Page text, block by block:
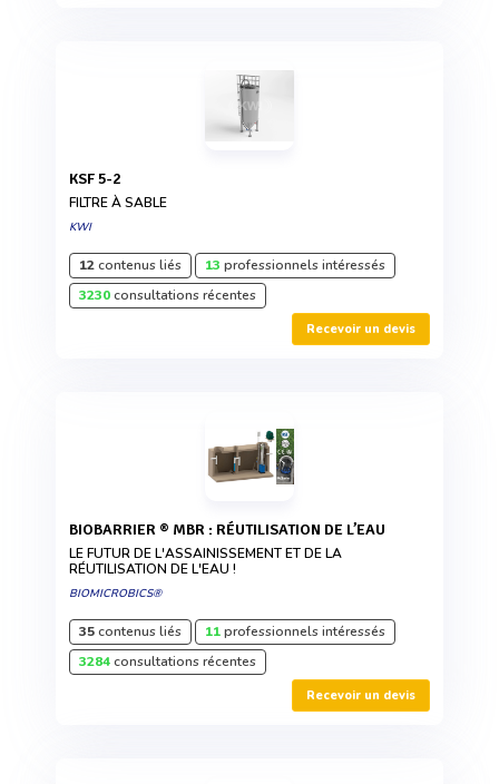
KSF 5-2
FILTRE À SABLE
KWI
12contenus liés 13 professionnels intéressés
3230consultations récentes
Recevoir un devis
BIOBARRIER ® MBR : RÉUTILISATION DE L’EAU
LE FUTUR DE L'ASSAINISSEMENT ET DE LA
RÉUTILISATION DE L'EAU !
BIOMICROBICS®
35contenus liés 11professionnels intéressés
3284consultations récentes
Recevoir un devis